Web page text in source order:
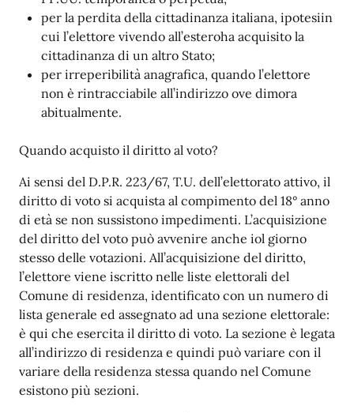
per la perdita della cittadinanza italiana, ipotesiin
cui l’elettore vivendo all’esteroha acquisito la
cittadinanza di un altro Stato;
per irreperibilità anagrafica, quando l’elettore
non è rintracciabile all’indirizzo ove dimora
abitualmente.
Quando acquisto il diritto al voto?
Ai sensi del D.P.R. 223/67, T.U. dell’elettorato attivo, il
diritto di voto si acquista al compimento del 18° anno
di età se non sussistono impedimenti. L’acquisizione
del diritto del voto può avvenire anche iol giorno
stesso delle votazioni. All’acquisizione del diritto,
l’elettore viene iscritto nelle liste elettorali del
Comune di residenza, identificato con un numero di
lista generale ed assegnato ad una sezione elettorale:
è qui che esercita il diritto di voto. La sezione è legata
all’indirizzo di residenza e quindi può variare con il
variare della residenza stessa quando nel Comune
esistono più sezioni.